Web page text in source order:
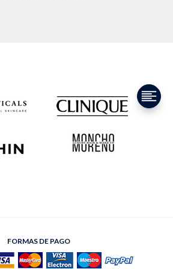
FORMAS DE PAGO